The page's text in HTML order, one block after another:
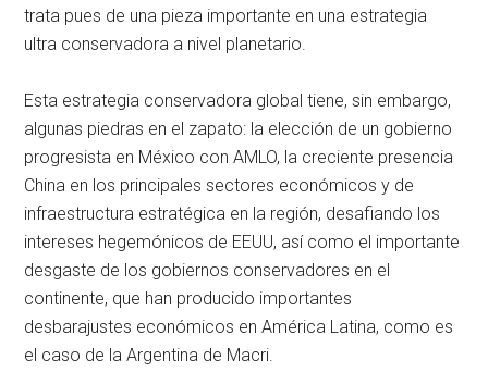
trata pues de una pieza importante en una estrategia
ultra conservadora a nivel planetario.
Esta estrategia conservadora global tiene, sin embargo,
algunas piedras en el zapato: la elección de un gobierno
progresista en México con AMLO, la creciente presencia
China en los principales sectores económicos y de
infraestructura estratégica en la región, desafiando los
intereses hegemónicos de EEUU, así como el importante
desgaste de los gobiernos conservadores en el
continente, que han producido importantes
desbarajustes económicos en América Latina, como es
el caso de la Argentina de Macri.